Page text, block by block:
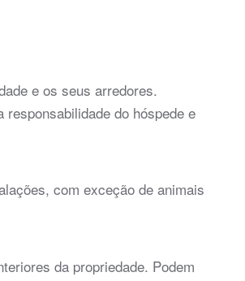
e os seus arredores.
do hóspede e
com exceção de animais
da propriedade. Podem